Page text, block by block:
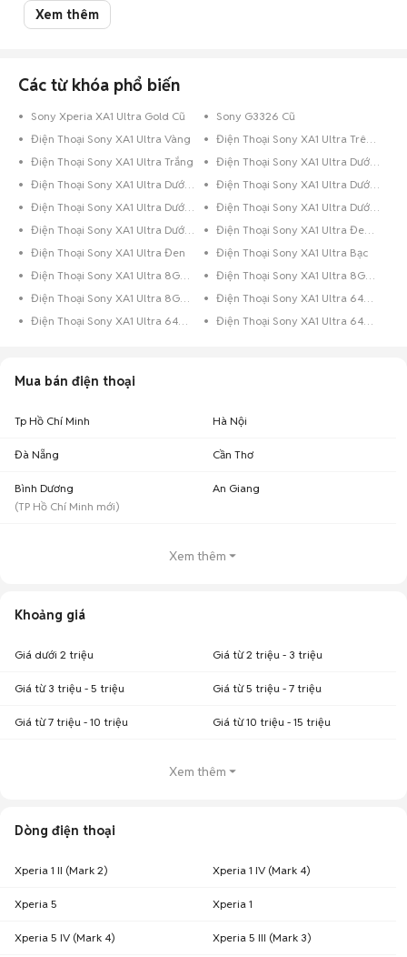
đáng giá, với camera khủng, sở hữu ngôn ngữ thiết kế mới của Sony
cùng khung kim loại, màn hình tràn cạnh độ độ phân giải Full HD.
Với nhiều tính năng mà Sony trang bị cho mẫu điện thoại của mình, nhiều
người tiêu dùng vẫn thắc mắc và muốn biết rằng
? Đây có lẽ là điểm trừ cho mẫu điện thoại này khi
ngày nay các mẫu điện thoại đều được trang bị khả năng chống nước,
nhưng XA1 Ultra lại bị cắt giảm đi khả năng chống nước và cảm biến vân
thẩm mỹ.
Có nên mua Sony XA1 Ultra không?
Với những thiết kế và tính năng mà Sony mang tới cho người tiêu dùng
thì mọi người đều có suy nghĩ
có nên mua Sony XA1 Ultra
có nên mua hay không, cùng Chợ Tốt tìm hiểu về mẫu điện thoại này:
sở hữu nhiều nét đặc trưng trong thiết kế của
3 phím điều hướng vẫn được bố trí theo cách truyền thống, đồng thời
Sony Xperia XA1 Ultra
sở hữu màn hình lớn đến 6 inch, độ phân giải Full
Xem thêm
Các từ khóa phổ biến
Sony Xperia XA1 Ultra Gold Cũ
Sony G3326 Cũ
Điện Thoại Sony XA1 Ultra Vàng
Điện Thoại Sony XA1 Ultra Trên 256GB Vàng
Điện Thoại Sony XA1 Ultra Trắng
Điện Thoại Sony XA1 Ultra Dưới 8GB Xám
Điện Thoại Sony XA1 Ultra Dưới 8GB Vàng Hồng
Điện Thoại Sony XA1 Ultra Dưới 8GB Trắng
Điện Thoại Sony XA1 Ultra Dưới 8GB Hồng
Điện Thoại Sony XA1 Ultra Dưới 8GB Đen
Điện Thoại Sony XA1 Ultra Dưới 8GB Bạc
Điện Thoại Sony XA1 Ultra Đen Bóng
Điện Thoại Sony XA1 Ultra Đen
Điện Thoại Sony XA1 Ultra Bạc
Điện Thoại Sony XA1 Ultra 8GB Vàng
Điện Thoại Sony XA1 Ultra 8GB Trắng
Điện Thoại Sony XA1 Ultra 8GB Đen
Điện Thoại Sony XA1 Ultra 64GB Xanh Dương
Điện Thoại Sony XA1 Ultra 64GB Xám
Điện Thoại Sony XA1 Ultra 64GB Vàng Hồng
Mua bán điện thoại
Tp Hồ Chí Minh Hà Nội
Đà Nẵng Cần Thơ
Bình Dương
(TP Hồ Chí Minh mới)
An Giang
Xem thêm
Khoảng giá
Giá dưới 2 triệu Giá từ 2 triệu - 3 triệu
Giá từ 3 triệu - 5 triệu Giá từ 5 triệu - 7 triệu
Giá từ 7 triệu - 10 triệu Giá từ 10 triệu - 15 triệu
Xem thêm
Dòng điện thoại
Xperia 1 II (Mark 2) Xperia 1 IV (Mark 4)
Xperia 5 Xperia 1
Xperia 5 IV (Mark 4) Xperia 5 III (Mark 3)